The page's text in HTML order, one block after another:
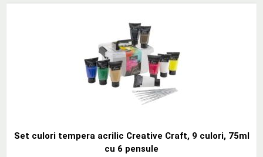
Set culori tempera acrilic Creative Craft, 9 culori, 75ml
cu 6 pensule